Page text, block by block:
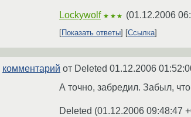
Lockywolf ★★★ (01.12.2006
Показать ответы
Ссылка
комментарий от Deleted 01.12.2006
А точно, забредил. Забыл,
Deleted (01.12.2006 09:48:47